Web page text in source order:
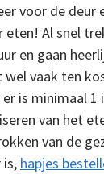
voor de deur
Al snel
en gaan
wel vaak ten
is minimaal
van het
van de
is, hapjes